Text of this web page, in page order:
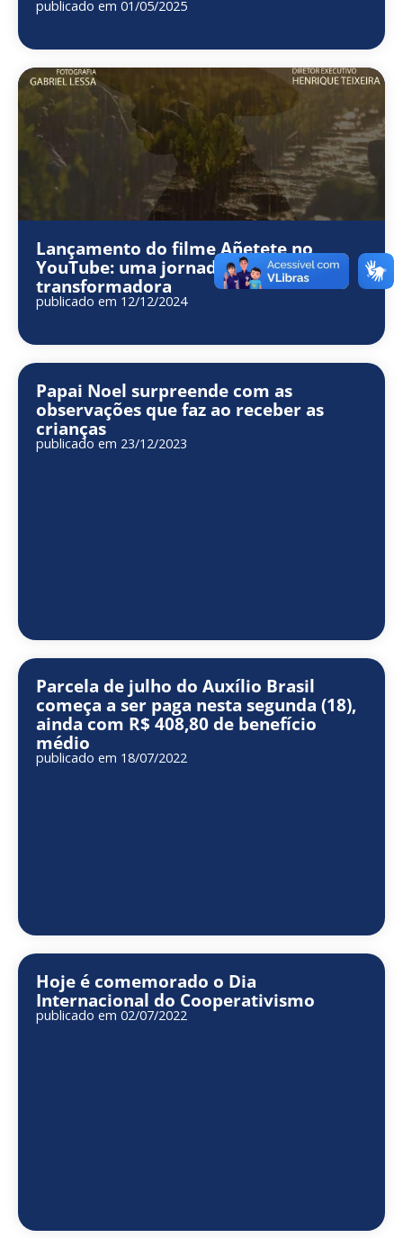
publicado em 01/05/2025
Lançamento do filme Añetete no
YouTube: uma jornada genuína e
transformadora
publicado em 12/12/2024
Papai Noel surpreende com as
observações que faz ao receber as
crianças
publicado em 23/12/2023
Parcela de julho do Auxílio Brasil
começa a ser paga nesta segunda (18),
ainda com R$ 408,80 de benefício
médio
publicado em 18/07/2022
Hoje é comemorado o Dia
Internacional do Cooperativismo
publicado em 02/07/2022